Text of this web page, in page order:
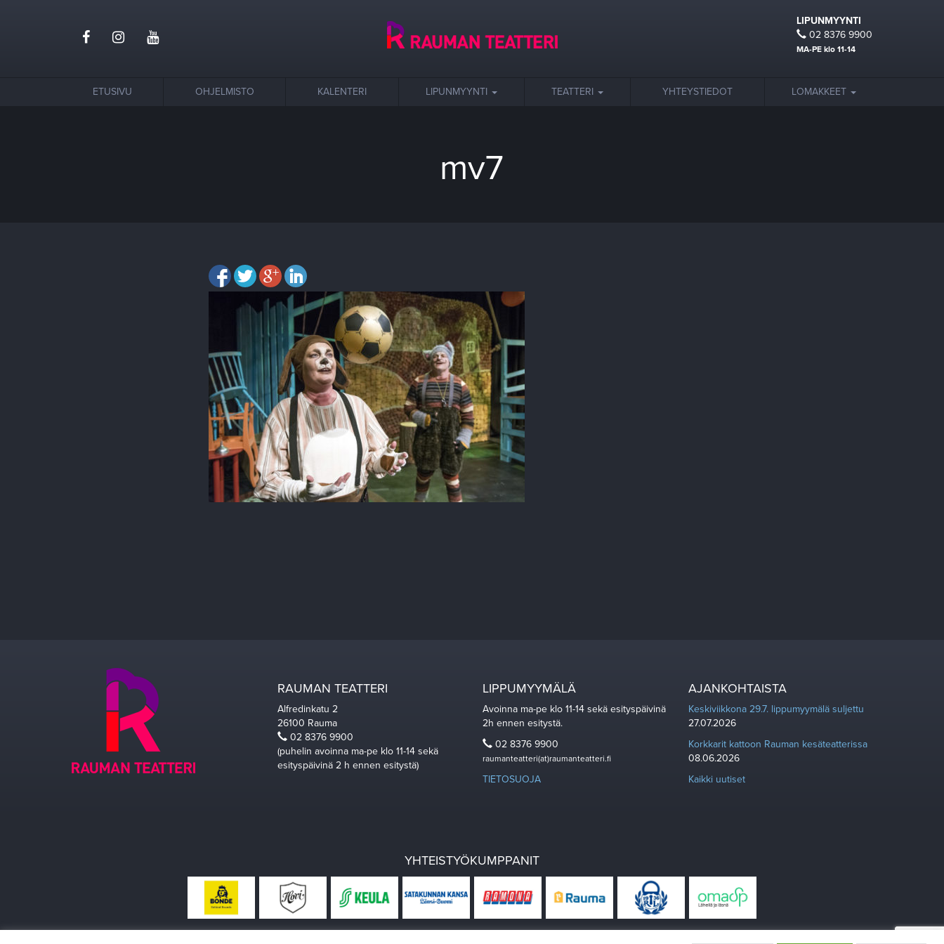
LIPUNMYYNTI
02 8376 9900
MA-PE klo 11-14
ETUSIVU OHJELMISTO KALENTERI LIPUNMYYNTI TEATTERI YHTEYSTIEDOT LOMAKKEET
mv7
RAUMAN TEATTERI
Alfredinkatu 2
26100 Rauma
02 8376 9900
(puhelin avoinna ma-pe klo 11-14 sekä
esityspäivinä 2 h ennen esitystä)
LIPPUMYYMÄLÄ
Avoinna ma-pe klo 11-14 sekä esityspäivinä
2h ennen esitystä.
02 8376 9900
raumanteatteri(at)raumanteatteri.fi
TIETOSUOJA
AJANKOHTAISTA
Keskiviikkona 29.7. lippumyymälä suljettu
27.07.2026
Korkkarit kattoon Rauman kesäteatterissa
08.06.2026
Kaikki uutiset
YHTEISTYÖKUMPPANIT